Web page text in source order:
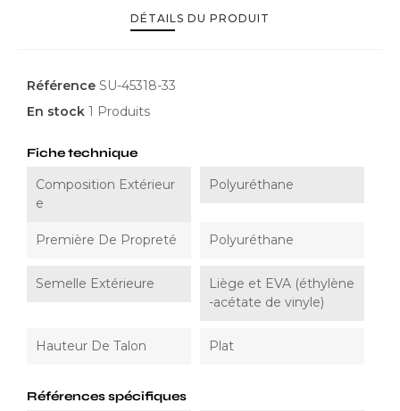
DÉTAILS DU PRODUIT
Référence SU-45318-33
En stock 1 Produits
Fiche technique
Composition Extérieur
E
Polyuréthane
Première De Propreté Polyuréthane
Semelle Extérieure
Liège et EVA (éthylène
-acétate de vinyle)
Hauteur De Talon Plat
Références spécifiques